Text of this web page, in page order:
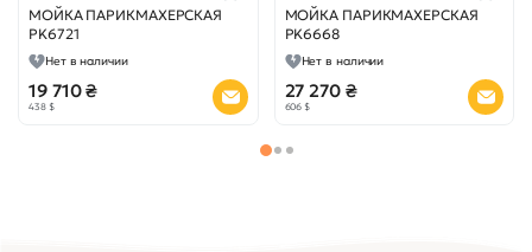
МОЙКА ПАРИКМАХЕРСКАЯ
PK6721
Нет в наличии
19 710 ₴
438 $
МОЙКА ПАРИКМАХЕРСКАЯ
PK6668
Нет в наличии
27 270 ₴
606 $